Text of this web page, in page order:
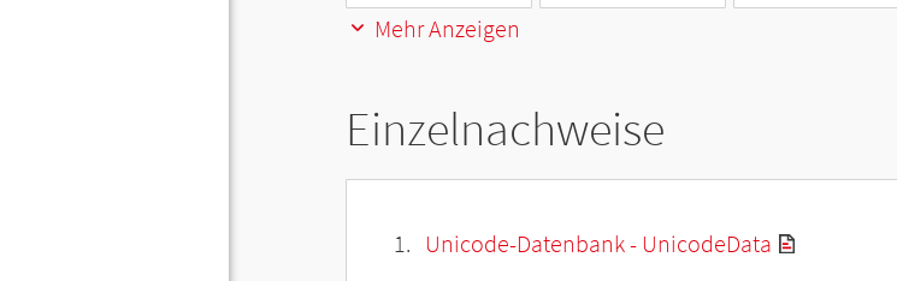
Mehr Anzeigen
Einzelnachweise
Unicode-Datenbank - UnicodeData